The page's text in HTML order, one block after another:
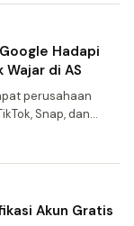
Hadapi
di AS
perusahaan
Snap, dan
hukum di
Akun Gratis